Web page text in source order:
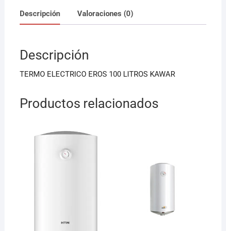
c
e
o
o
ai
l
at
s
p
p
Descripción Valoraciones (0)
Descripción
TERMO ELECTRICO EROS 100 LITROS KAWAR
Productos relacionados